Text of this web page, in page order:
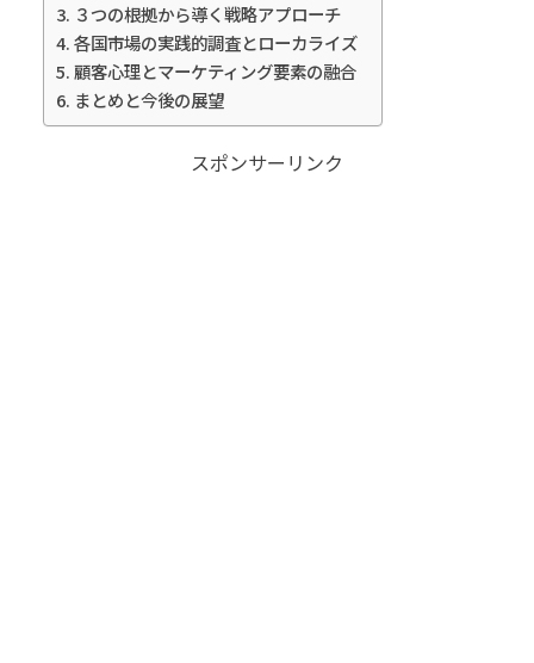
３つの根拠から導く戦略アプローチ
各国市場の実践的調査とローカライズ
顧客心理とマーケティング要素の融合
まとめと今後の展望
スポンサーリンク